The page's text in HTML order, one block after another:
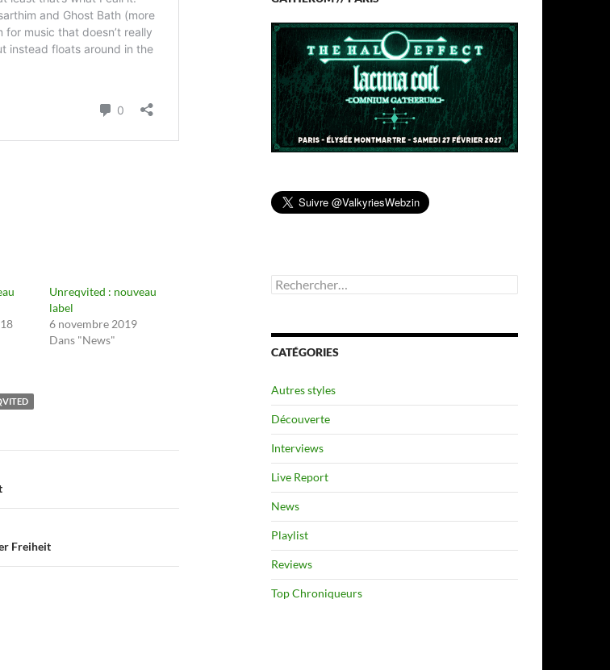
Unreqvited : nouveau
label
6 novembre 2019
Dans "News"
Freiheit
Rechercher :
CATÉGORIES
Autres styles
Découverte
Interviews
Live Report
News
Playlist
Reviews
Top Chroniqueurs